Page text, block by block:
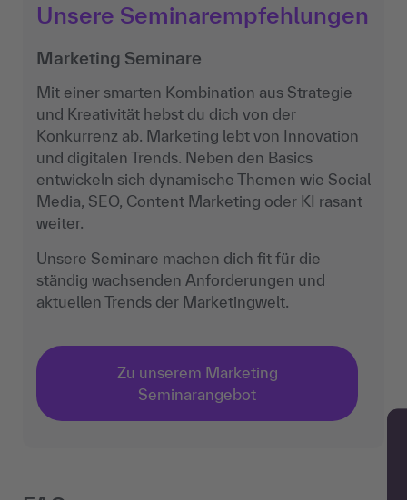
Unsere Seminarempfehlungen
Marketing Seminare
Mit einer smarten Kombination aus Strategie
und Kreativität hebst du dich von der
Konkurrenz ab. Marketing lebt von Innovation
und digitalen Trends. Neben den Basics
entwickeln sich dynamische Themen wie Social
Media, SEO, Content Marketing oder KI rasant
weiter.
Unsere Seminare machen dich fit für die
ständig wachsenden Anforderungen und
aktuellen Trends der Marketingwelt.
Zu unserem Marketing
Seminarangebot